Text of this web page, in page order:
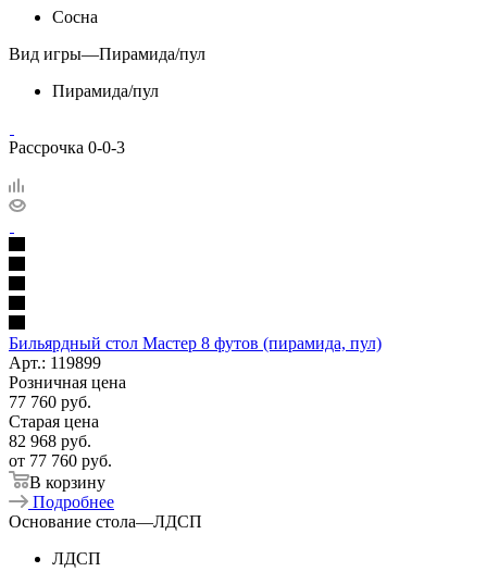
Сосна
Вид игры—Пирамида/пул
Пирамида/пул
Рассрочка 0-0-3
Бильярдный стол Мастер 8 футов (пирамида, пул)
Арт.: 119899
Розничная цена
77 760 руб.
Старая цена
82 968 руб.
от 77 760 руб.
В корзину
Подробнее
Основание стола—ЛДСП
ЛДСП